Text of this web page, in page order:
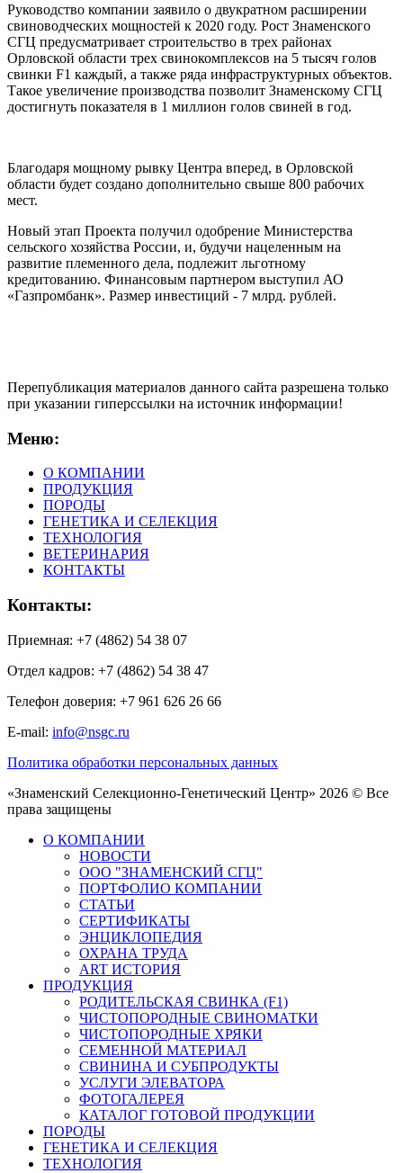
Руководство компании заявило о двукратном расширении
свиноводческих мощностей к 2020 году. Рост Знаменского
СГЦ предусматривает строительство в трех районах
Орловской области трех свинокомплексов на 5 тысяч голов
свинки F1 каждый, а также ряда инфраструктурных объектов.
Такое увеличение производства позволит Знаменскому СГЦ
достигнуть показателя в 1 миллион голов свиней в год.
Благодаря мощному рывку Центра вперед, в Орловской
области будет создано дополнительно свыше 800 рабочих
мест.
Новый этап Проекта получил одобрение Министерства
сельского хозяйства России, и, будучи нацеленным на
развитие племенного дела, подлежит льготному
кредитованию. Финансовым партнером выступил АО
«Газпромбанк». Размер инвестиций - 7 млрд. рублей.
Перепубликация материалов данного сайта разрешена только
при указании гиперсcылки на источник информации!
Меню:
О КОМПАНИИ
ПРОДУКЦИЯ
ПОРОДЫ
ГЕНЕТИКА И СЕЛЕКЦИЯ
ТЕХНОЛОГИЯ
ВЕТЕРИНАРИЯ
КОНТАКТЫ
Контакты:
Приемная: +7 (4862) 54 38 07
Отдел кадров: +7 (4862) 54 38 47
Телефон доверия: +7 961 626 26 66
E-mail: info@nsgc.ru
Политика обработки персональных данных
«Знаменский Селекционно-Генетический Центр» 2026 © Все
права защищены
О КОМПАНИИ
НОВОСТИ
ООО "ЗНАМЕНСКИЙ СГЦ"
ПОРТФОЛИО КОМПАНИИ
СТАТЬИ
СЕРТИФИКАТЫ
ЭНЦИКЛОПЕДИЯ
ОХРАНА ТРУДА
ART ИСТОРИЯ
ПРОДУКЦИЯ
РОДИТЕЛЬСКАЯ СВИНКА (F1)
ЧИСТОПОРОДНЫЕ СВИНОМАТКИ
ЧИСТОПОРОДНЫЕ ХРЯКИ
СЕМЕННОЙ МАТЕРИАЛ
СВИНИНА И СУБПРОДУКТЫ
УСЛУГИ ЭЛЕВАТОРА
ФОТОГАЛЕРЕЯ
КАТАЛОГ ГОТОВОЙ ПРОДУКЦИИ
ПОРОДЫ
ГЕНЕТИКА И СЕЛЕКЦИЯ
ТЕХНОЛОГИЯ